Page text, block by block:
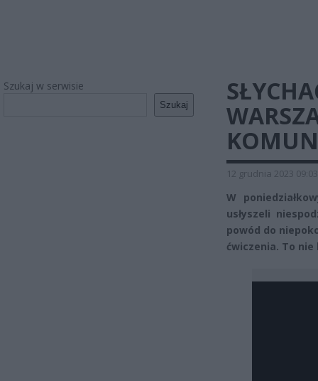
Szukaj w serwisie
Szukaj
12 grudnia 2023 09:03
W
usłyszeli
powód do
ćwiczenia. To nie